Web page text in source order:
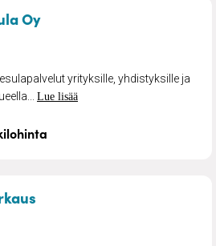
Oy– Pesulapalvelut
yrityksille, yhdistyksille ja
Lue lisää